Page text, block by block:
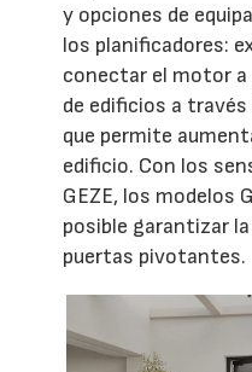
y opciones de
los planificadores:
conectar el motor
de edificios a través
que permite
edificio. Con los
GEZE, los modelos
posible garantizar
puertas pivotantes.